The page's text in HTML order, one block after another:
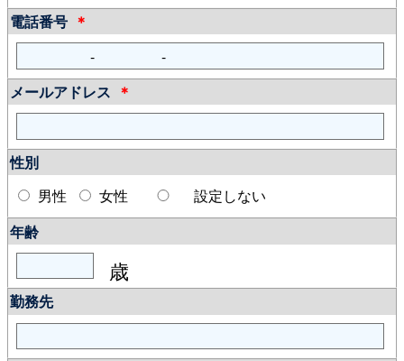
電話番号 ＊
-
-
メールアドレス ＊
性別
男性
女性
設定しない
年齢
歳
勤務先